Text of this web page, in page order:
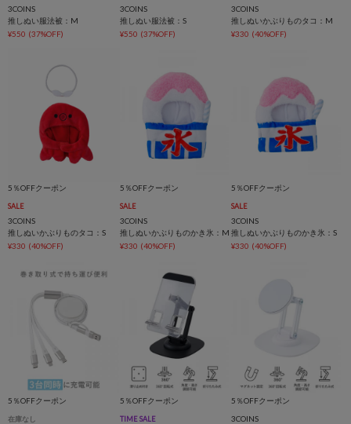
3COINS
推しぬい服法被：M
¥550 (37%OFF)
3COINS
推しぬい服法被：S
¥550 (37%OFF)
3COINS
推しぬいかぶりものタコ：M
¥330 (40%OFF)
5％OFFクーポン
SALE
3COINS
推しぬいかぶりものタコ：S
¥330 (40%OFF)
5％OFFクーポン
SALE
3COINS
推しぬいかぶりものかき氷：M
¥330 (40%OFF)
5％OFFクーポン
SALE
3COINS
推しぬいかぶりものかき氷：S
¥330 (40%OFF)
5％OFFクーポン
在庫なし
5％OFFクーポン
TIME SALE
5％OFFクーポン
3COINS